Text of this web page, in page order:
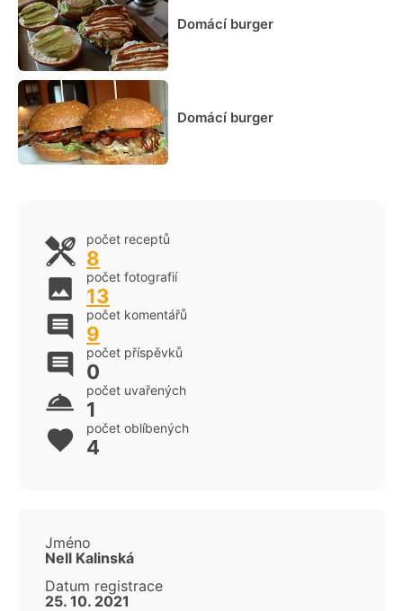
Domácí burger
Domácí burger
počet receptů
8
počet fotografií
13
počet komentářů
9
počet příspěvků
0
počet uvařených
1
počet oblíbených
4
Jméno
Nell Kalinská
Datum registrace
25. 10. 2021